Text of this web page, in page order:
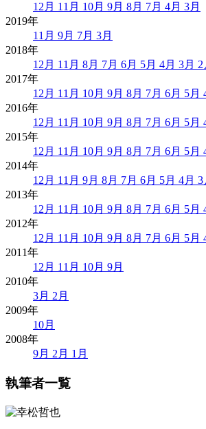
12月 11月 10月 9月 8月 7月 4月 3月
2019年
11月 9月 7月 3月
2018年
12月 11月 8月 7月 6月 5月 4月 3月 2
2017年
12月 11月 10月 9月 8月 7月 6月 5月
2016年
12月 11月 10月 9月 8月 7月 6月 5月
2015年
12月 11月 10月 9月 8月 7月 6月 5月
2014年
12月 11月 9月 8月 7月 6月 5月 4月 3
2013年
12月 11月 10月 9月 8月 7月 6月 5月
2012年
12月 11月 10月 9月 8月 7月 6月 5月
2011年
12月 11月 10月 9月
2010年
3月 2月
2009年
10月
2008年
9月 2月 1月
執筆者一覧